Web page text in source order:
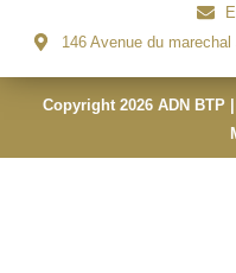
146 Avenue du
Copyright 2026 ADN BTP